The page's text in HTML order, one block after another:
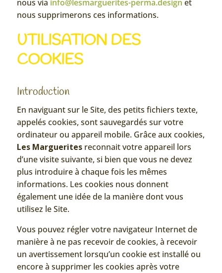
nous via info@lesmarguerites-perma.design et
nous supprimerons ces informations.
UTILISATION DES
COOKIES
Introduction
En naviguant sur le Site, des petits fichiers texte,
appelés cookies, sont sauvegardés sur votre
ordinateur ou appareil mobile. Grâce aux cookies,
Les Margueritesreconnait votre appareil lors
d’une visite suivante, si bien que vous ne devez
plus introduire à chaque fois les mêmes
informations. Les cookies nous donnent
également une idée de la manière dont vous
utilisez le Site.
Vous pouvez régler votre navigateur Internet de
manière à ne pas recevoir de cookies, à recevoir
un avertissement lorsqu’un cookie est installé ou
encore à supprimer les cookies après votre